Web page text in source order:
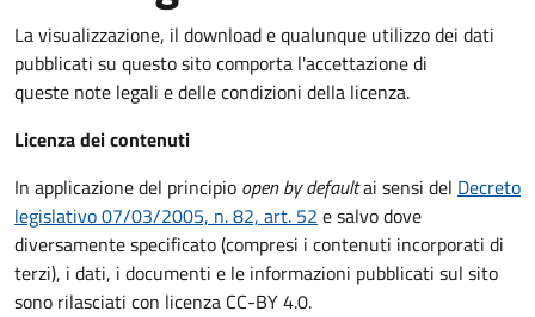
La visualizzazione, il download e qualunque utilizzo dei dati
pubblicati su questo sito comporta l'accettazione di
queste note legali e delle condizioni della licenza.
Licenza dei contenuti
In applicazione del principio open by defaultai sensi del Decreto
legislativo 07/03/2005, n. 82, art. 52 e salvo dove
diversamente specificato (compresi i contenuti incorporati di
terzi), i dati, i documenti e le informazioni pubblicati sul sito
sono rilasciati con licenza CC-BY 4.0.